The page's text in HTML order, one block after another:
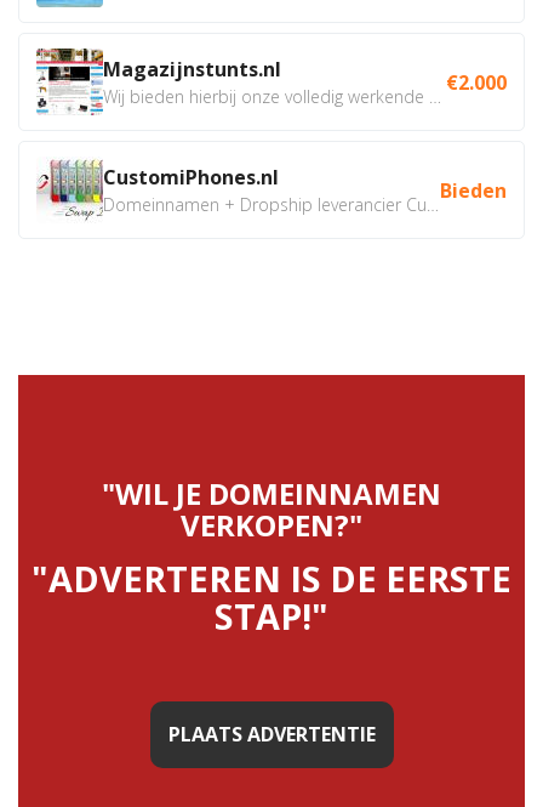
Magazijnstunts.nl €2.000
CustomiPhones.nl Bieden
"WIL JE DOMEINNAMEN
VERKOPEN?"
"ADVERTEREN IS DE EERSTE
STAP!"
PLAATS ADVERTENTIE